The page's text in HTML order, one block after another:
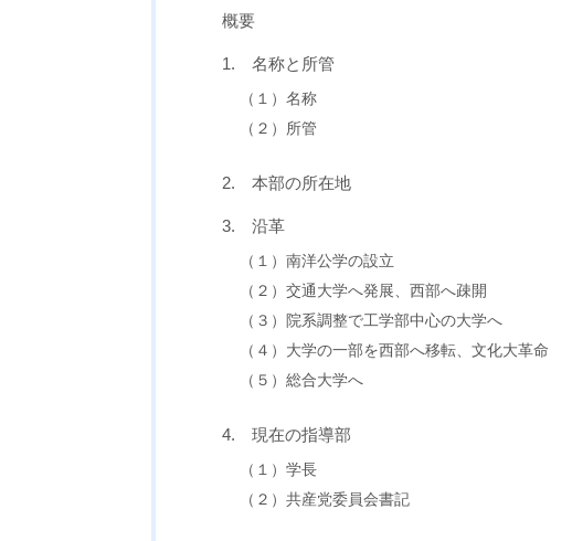
概要
1. 名称と所管
（１）名称
（２）所管
2. 本部の所在地
3. 沿革
（１）南洋公学の設立
（２）交通大学へ発展、西部へ疎開
（３）院系調整で工学部中心の大学へ
（４）大学の一部を西部へ移転、文化大革命
（５）総合大学へ
4. 現在の指導部
（１）学長
（２）共産党委員会書記